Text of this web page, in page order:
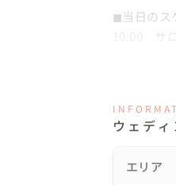
◼︎当日のス
10:00　
14:30　蔵
ープウェ
でゲレン
ウェデ
エリア